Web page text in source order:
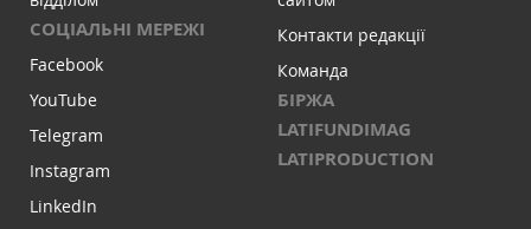
СОЦІАЛЬНІ МЕРЕЖІ
Facebook
YouTube
Telegram
Instagram
LinkedIn
Контакти редакції
Команда
БІРЖА
LATIFUNDIMAG
LATIPRODUCTION